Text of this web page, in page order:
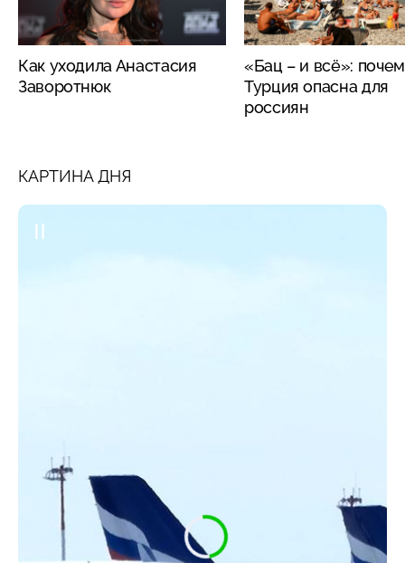
Как уходила Анастасия
Заворотнюк
«Бац – и всё»:
Турция опасна для
россиян
КАРТИНА ДНЯ